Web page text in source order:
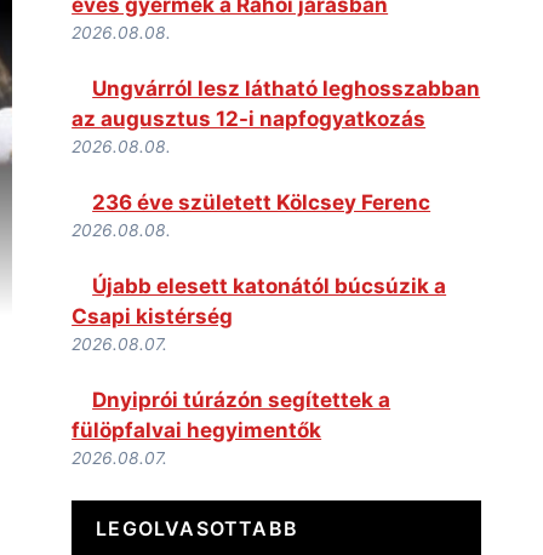
2026.08.08.
Ungvárról lesz látható leghosszabban
az augusztus 12-i napfogyatkozás
2026.08.08.
236 éve született Kölcsey Ferenc
2026.08.08.
Újabb elesett katonától búcsúzik a
Csapi kistérség
2026.08.07.
Dnyiprói túrázón segítettek a
fülöpfalvai hegyimentők
2026.08.07.
LEGOLVASOTTABB